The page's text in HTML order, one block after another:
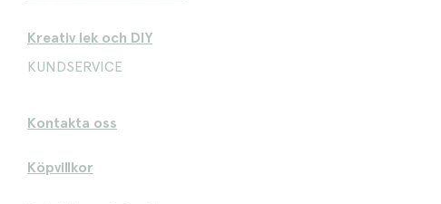
Kreativ lek och DIY
KUNDSERVICE
Kontakta oss
Köpvillkor